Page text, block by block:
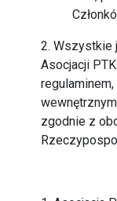
2. Wszystkie
Asocjacji
zgodnie z